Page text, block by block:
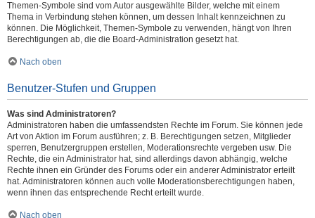
Themen-Symbole sind vom Autor ausgewählte Bilder, welche mit einem
Thema in Verbindung stehen können, um dessen Inhalt kennzeichnen zu
können. Die Möglichkeit, Themen-Symbole zu verwenden, hängt von Ihren
Berechtigungen ab, die die Board-Administration gesetzt hat.
Nach oben
Benutzer-Stufen und Gruppen
Was sind Administratoren?
Administratoren haben die umfassendsten Rechte im Forum. Sie können jede
Art von Aktion im Forum ausführen; z. B. Berechtigungen setzen, Mitglieder
sperren, Benutzergruppen erstellen, Moderationsrechte vergeben usw. Die
Rechte, die ein Administrator hat, sind allerdings davon abhängig, welche
Rechte ihnen ein Gründer des Forums oder ein anderer Administrator erteilt
hat. Administratoren können auch volle Moderationsberechtigungen haben,
wenn ihnen das entsprechende Recht erteilt wurde.
Nach oben